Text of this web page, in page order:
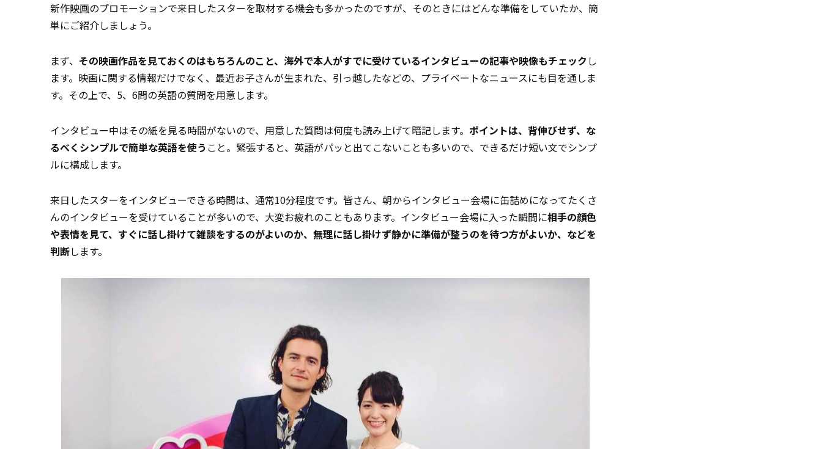
新作映画のプロモーションで来日したスターを取材する機会も多かったのですが、そのときにはどんな準備をしていたか、簡
単にご紹介しましょう。
まず、 その映画作品を見ておくのはもちろんのこと、海外で本人がすでに受けているインタビューの記事や映像もチェックし
ます。映画に関する情報だけでなく、最近お子さんが生まれた、引っ越したなどの、プライベートなニュースにも目を通しま
す。その上で、5、6問の英語の質問を用意します。
インタビュー中はその紙を見る時間がないので、用意した質問は何度も読み上げて暗記します。 ポイントは、背伸びせず、な
るべくシンプルで簡単な英語を使うこと。緊張すると、英語がパッと出てこないことも多いので、できるだけ短い文でシンプ
ルに構成します。
来日したスターをインタビューできる時間は、通常10分程度です。皆さん、朝からインタビュー会場に缶詰めになってたくさ
んのインタビューを受けていることが多いので、大変お疲れのこともあります。インタビュー会場に入った瞬間に相手の顔色
や表情を見て、すぐに話し掛けて雑談をするのがよいのか、無理に話し掛けず静かに準備が整うのを待つ方がよいか、などを
判断します。